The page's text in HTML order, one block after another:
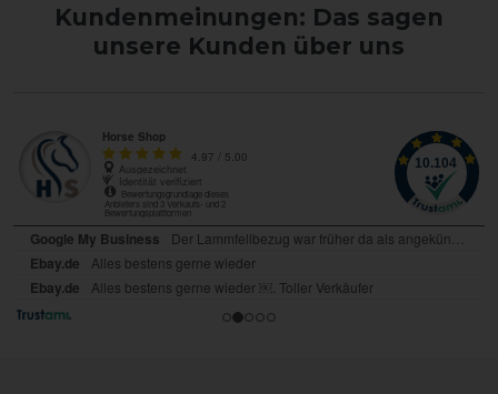
Kundenmeinungen: Das sagen
unsere Kunden über uns